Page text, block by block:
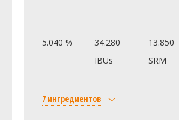
5.040 %
34.280
IBUs
13.850
SRM
7 ингредиентов